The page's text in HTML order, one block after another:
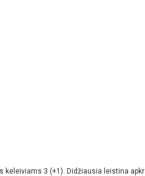
3 (+1). Didžiausia leistina